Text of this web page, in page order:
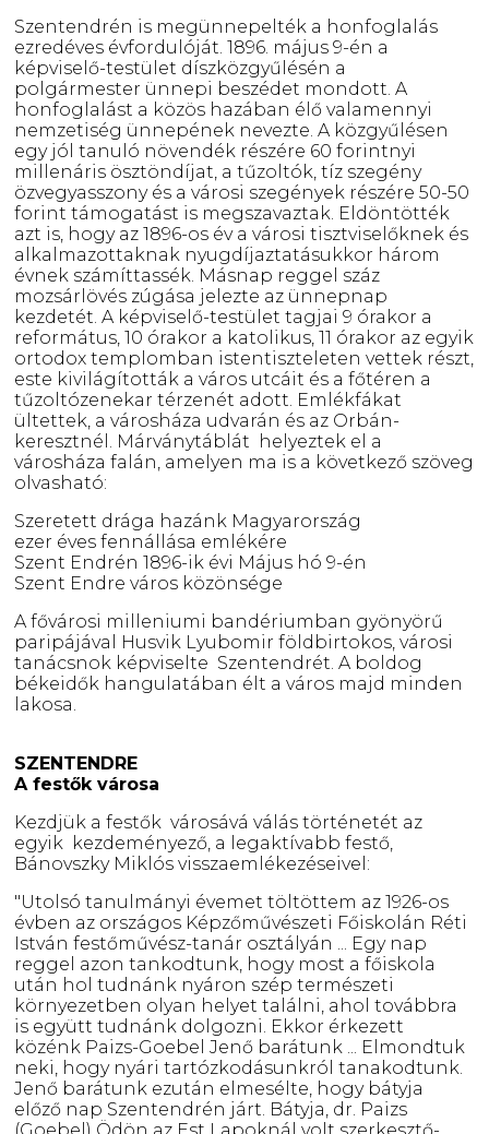
Szeretett drága hazánk Magyarország
ezer éves fennállása emlékére
Szent Endrén 1896-ik évi Május hó 9-én
Szent Endre város közönsége
SZENTENDRE
A festők városa
"Utolsó tanulmányi évemet töltöttem az 1926-os
évben az országos Képzőművészeti Főiskolán Réti
István festőművész-tanár osztályán ... Egy nap
reggel azon tankodtunk, hogy most a főiskola
után hol tudnánk nyáron szép természeti
környezetben olyan helyet találni, ahol továbbra
is együtt tudnánk dolgozni. Ekkor érkezett
közénk Paizs-Goebel Jenő barátunk ... Elmondtuk
neki, hogy nyári tartózkodásunkról tanakodtunk.
Jenő barátunk ezután elmesélte, hogy bátyja
előző nap Szentendrén járt. Bátyja, dr. Paizs
Szentendrén is megünnepelték a honfoglalás
ezredéves évfordulóját. 1896. május 9-én a
képviselő-testület díszközgyűlésén a
polgármester ünnepi beszédet mondott. A
honfoglalást a közös hazában élő valamennyi
nemzetiség ünnepének nevezte. A közgyűlésen
egy jól tanuló növendék részére 60 forintnyi
millenáris ösztöndíjat, a tűzoltók, tíz szegény
özvegyasszony és a városi szegények részére 50-50
forint támogatást is megszavaztak. Eldöntötték
azt is, hogy az 1896-os év a városi tisztviselőknek és
alkalmazottaknak nyugdíjaztatásukkor három
évnek számíttassék. Másnap reggel száz
mozsárlövés zúgása jelezte az ünnepnap
kezdetét. A képviselő-testület tagjai 9 órakor a
református, 10 órakor a katolikus, 11 órakor az egyik
ortodox templomban istentiszteleten vettek részt,
este kivilágították a város utcáit és a főtéren a
tűzoltózenekar térzenét adott. Emlékfákat
ültettek, a városháza udvarán és az Orbán-
keresztnél. Márványtáblát helyeztek el a
városháza falán, amelyen ma is a következő szöveg
olvasható:
A fővárosi milleniumi bandériumban gyönyörű
paripájával Husvik Lyubomir földbirtokos, városi
tanácsnok képviselte Szentendrét. A boldog
békeidők hangulatában élt a város majd minden
lakosa.
Kezdjük a festők városává válás történetét az
egyik kezdeményező, a legaktívabb festő,
Bánovszky Miklós visszaemlékezéseivel: